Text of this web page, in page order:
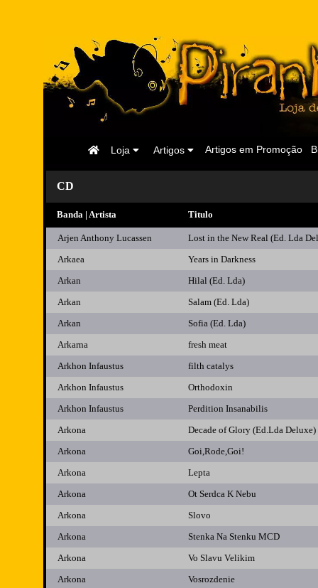
Artigos em Promoção
Artigos
Loja
Página
CD
Banda | Artista Titulo
Arjen Anthony Lucassen
Lost in the New Real (Ed. Lda
Arkaea
Years in Darkness
Arkan
Hilal (Ed. Lda)
Arkan
Salam (Ed. Lda)
Arkan
Sofia (Ed. Lda)
Arkarna
fresh meat
Arkhon Infaustus
filth catalys
Arkhon Infaustus
Orthodoxin
Arkhon Infaustus
Perdition Insanabilis
Arkona
Decade of Glory (Ed.Lda Deluxe)
Arkona
Goi,Rode,Goi!
Arkona
Lepta
Arkona
Ot Serdca K Nebu
Arkona
Slovo
Arkona
Stenka Na Stenku MCD
Arkona
Vo Slavu Velikim
Arkona
Vosrozdenie